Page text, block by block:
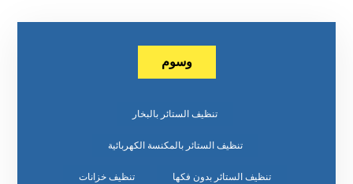
وسوم
تنظيف الستائر بالبخار
تنظيف الستائر بالمكنسة الكهربائية
تنظيف الستائر بدون فكها تنظيف خزانات